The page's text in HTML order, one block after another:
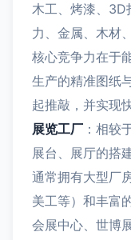
木工、烤漆、3D
力、金属、木材
核心竞争力在于
生产的精准图纸
起推敲，并实现
展览工厂 ：相较
展台、展厅的搭
通常拥有大型厂
美工等）和丰富
会展中心、世博